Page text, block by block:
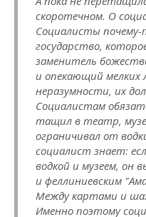
скоротечном. О
Социалисты
государство,
заменитель
и опекающий мелких
неразумности, их
Социалистам
тащил в театр,
ограничивал от
социалист знает:
водкой и музеем, он
и феллиниевским
Между картами и
Именно поэтому